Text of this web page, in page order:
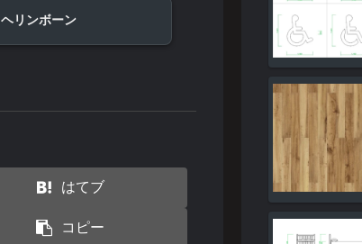
ヘリンボーン
はてブ
コピー